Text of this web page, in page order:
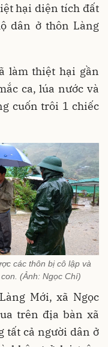
hại diện tích đất
dân ở thôn Làng
làm thiệt hại gần
ca, lúa nước và
cuốn trôi 1 chiếc
các thôn bị cô lập và
(Ảnh: Ngọc Chí)
Mới, xã Ngọc
trên địa bàn xã
tất cả người dân ở